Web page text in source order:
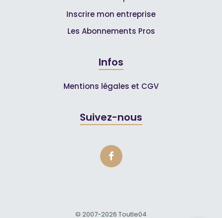
Inscrire mon entreprise
Les Abonnements Pros
Infos
Mentions légales et CGV
Suivez-nous
© 2007-2026 Toutle04